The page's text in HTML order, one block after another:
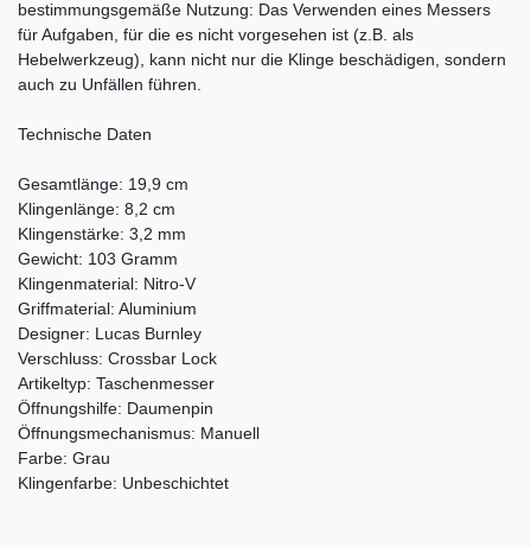
bestimmungsgemäße Nutzung: Das Verwenden eines Messers
für Aufgaben, für die es nicht vorgesehen ist (z.B. als
Hebelwerkzeug), kann nicht nur die Klinge beschädigen, sondern
auch zu Unfällen führen.
Technische Daten
Gesamtlänge: 19,9 cm
Klingenlänge: 8,2 cm
Klingenstärke: 3,2 mm
Gewicht: 103 Gramm
Klingenmaterial: Nitro-V
Griffmaterial: Aluminium
Designer: Lucas Burnley
Verschluss: Crossbar Lock
Artikeltyp: Taschenmesser
Öffnungshilfe: Daumenpin
Öffnungsmechanismus: Manuell
Farbe: Grau
Klingenfarbe: Unbeschichtet